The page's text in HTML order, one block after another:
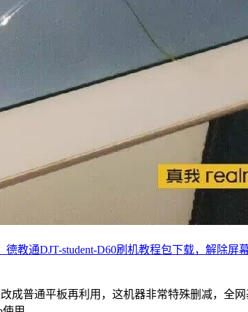
教通DJT-student-D60刷机教程包下载，解除屏
普通平板再利用，这机器非常特殊删减，全